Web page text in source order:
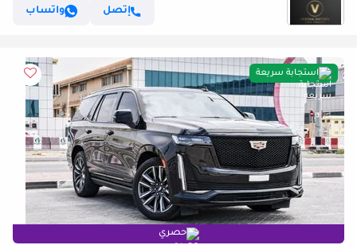
إتصل
واتساب
استجابة سريعة
حصري